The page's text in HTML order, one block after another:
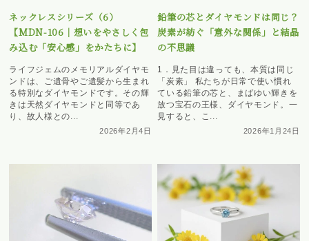
ネックレスシリーズ（6）
【MDN-106｜想いをやさしく包
み込む「安心感」をかたちに】
ライフジェムのメモリアルダイヤモ
ンドは、ご遺骨やご遺髪から生まれ
る特別なダイヤモンドです。その輝
きは天然ダイヤモンドと同等であ
り、故人様との...
2026年2月4日
鉛筆の芯とダイヤモンドは同じ？
炭素が紡ぐ「意外な関係」と結晶
の不思議
1．見た目は違っても、本質は同じ
「炭素」 私たちが日常で使い慣れ
ている鉛筆の芯と、まばゆい輝きを
放つ宝石の王様、ダイヤモンド。一
見すると、こ...
2026年1月24日